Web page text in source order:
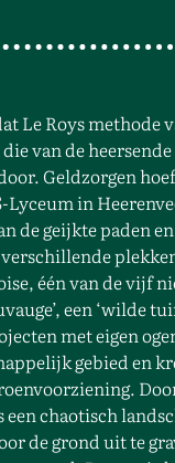
Le Roys methode
van de
Geldzorgen
in
de geijkte paden
één van de vijf
een ‘wilde
met eigen
gebied en
chaotisch
de grond uit te